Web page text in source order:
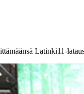
Latinki11-